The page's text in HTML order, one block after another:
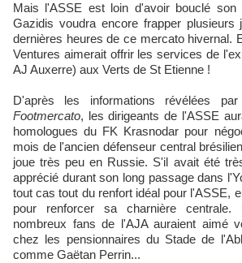
Mais l'ASSE est loin d'avoir bouclé son
Gazidis voudra encore frapper plusieurs
dernières heures de ce mercato hivernal.
Ventures aimerait offrir les services de
AJ Auxerre) aux Verts de St Etienne !
D'après les informations révélées
Footmercato, les dirigeants de l'ASSE
homologues du FK Krasnodar pour
mois de l'ancien défenseur central
joue très peu en Russie. S'il avait été
apprécié durant son long passage dans
tout cas tout du renfort idéal pour l'ASSE,
pour renforcer sa charnière
nombreux fans de l'AJA auraient aimé
chez les pensionnaires du Stade de
comme Gaëtan Perrin...